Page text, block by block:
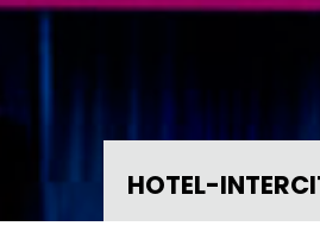
HOTEL-